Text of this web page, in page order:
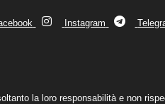
Instagram
la loro responsabilità e non